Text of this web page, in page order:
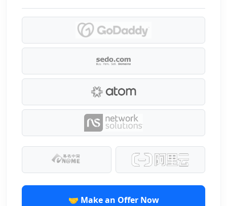
🤝 Make an Offer Now